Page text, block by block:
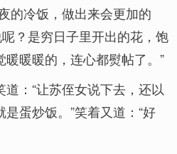
的冷饭，做出来会更加的
？是穷日子里开出的花，饱
暖暖的，连心都熨帖了。”
：“让苏侄女说下去，还以
蛋炒饭。”笑着又道：“好